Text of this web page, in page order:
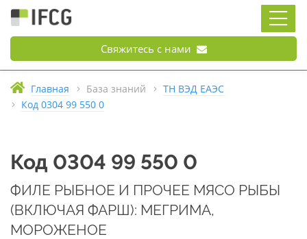
Свяжитесь с нами
Главная База знаний
ТН ВЭД ЕАЭС
Код 0304 99 550 0
Код 0304 99 550 0
ФИЛЕ РЫБНОЕ И ПРОЧЕЕ МЯСО РЫБЫ
(ВКЛЮЧАЯ ФАРШ): МЕГРИМА,
МОРОЖЕНОЕ